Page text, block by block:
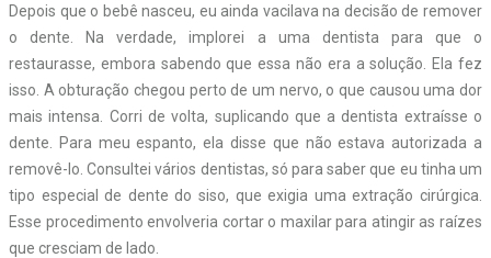
Depois que o bebê nasceu, eu ainda vacilava na decisão de remover
o dente. Na verdade, implorei a uma dentista para que o
restaurasse, embora sabendo que essa não era a solução. Ela fez
isso. A obturação chegou perto de um nervo, o que causou uma dor
mais intensa. Corri de volta, suplicando que a dentista extraísse o
dente. Para meu espanto, ela disse que não estava autorizada a
removê-lo. Consultei vários dentistas, só para saber que eu tinha um
tipo especial de dente do siso, que exigia uma extração cirúrgica.
Esse procedimento envolveria cortar o maxilar para atingir as raízes
que cresciam de lado.